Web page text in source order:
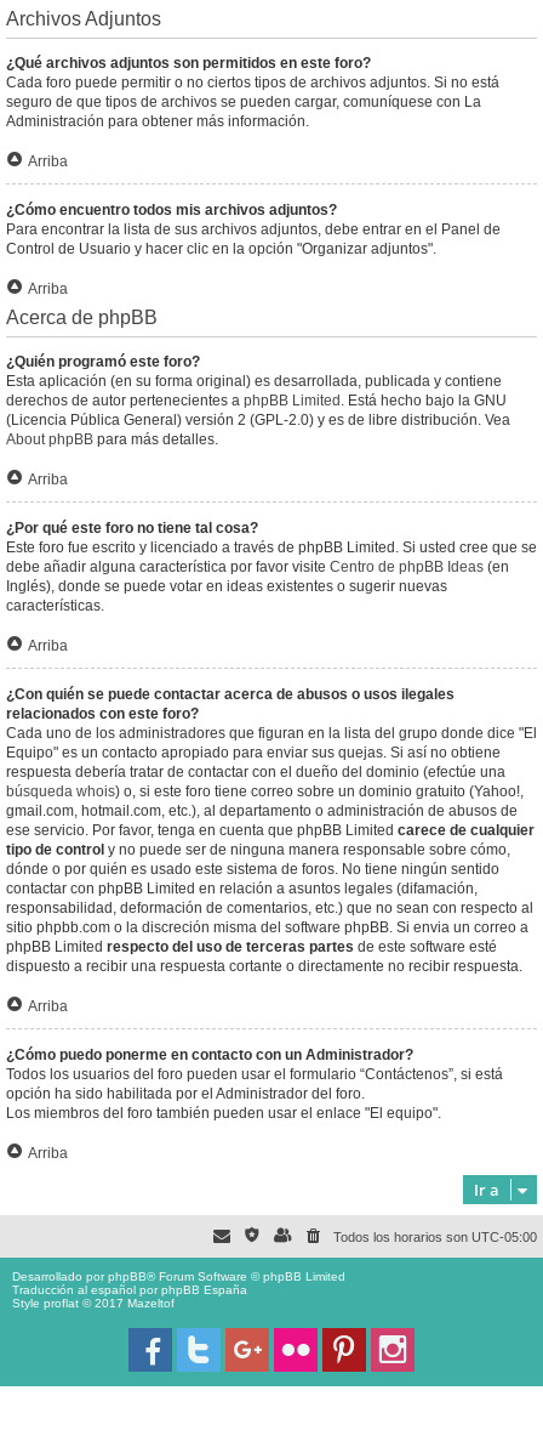
Archivos Adjuntos
¿Qué archivos adjuntos son permitidos en este foro?
Cada foro puede permitir o no ciertos tipos de archivos adjuntos. Si no está
seguro de que tipos de archivos se pueden cargar, comuníquese con La
Administración para obtener más información.
Arriba
¿Cómo encuentro todos mis archivos adjuntos?
Para encontrar la lista de sus archivos adjuntos, debe entrar en el Panel de
Control de Usuario y hacer clic en la opción "Organizar adjuntos".
Arriba
Acerca de phpBB
¿Quién programó este foro?
Esta aplicación (en su forma original) es desarrollada, publicada y contiene
derechos de autor pertenecientes a phpBB Limited . Está hecho bajo la GNU
(Licencia Pública General) versión 2 (GPL-2.0) y es de libre distribución. Vea
About phpBB para más detalles.
Arriba
¿Por qué este foro no tiene tal cosa?
Este foro fue escrito y licenciado a través de phpBB Limited. Si usted cree que se
debe añadir alguna característica por favor visite Centro de phpBB Ideas (en
Inglés), donde se puede votar en ideas existentes o sugerir nuevas
características.
Arriba
¿Con quién se puede contactar acerca de abusos o usos ilegales
relacionados con este foro?
Cada uno de los administradores que figuran en la lista del grupo donde dice "El
Equipo" es un contacto apropiado para enviar sus quejas. Si así no obtiene
respuesta debería tratar de contactar con el dueño del dominio (efectúe una
búsqueda whois) o, si este foro tiene correo sobre un dominio gratuito (Yahoo!,
gmail.com, hotmail.com, etc.), al departamento o administración de abusos de
ese servicio. Por favor, tenga en cuenta que phpBB Limited carece de cualquier
tipo de control y no puede ser de ninguna manera responsable sobre cómo,
dónde o por quién es usado este sistema de foros. No tiene ningún sentido
contactar con phpBB Limited en relación a asuntos legales (difamación,
responsabilidad, deformación de comentarios, etc.) que no sean con respecto al
sitio phpbb.com o la discreción misma del software phpBB. Si envia un correo a
phpBB Limited respecto del uso de terceras partes de este software esté
dispuesto a recibir una respuesta cortante o directamente no recibir respuesta.
Arriba
¿Cómo puedo ponerme en contacto con un Administrador?
Todos los usuarios del foro pueden usar el formulario “Contáctenos”, si está
opción ha sido habilitada por el Administrador del foro.
Los miembros del foro también pueden usar el enlace "El equipo".
Arriba
Ir a
Todos los horarios son UTC-05:00
Desarrollado porphpBB® Forum Software © phpBB Limited
Traducción al español porphpBB España
Style proflat © 2017 Mazeltof